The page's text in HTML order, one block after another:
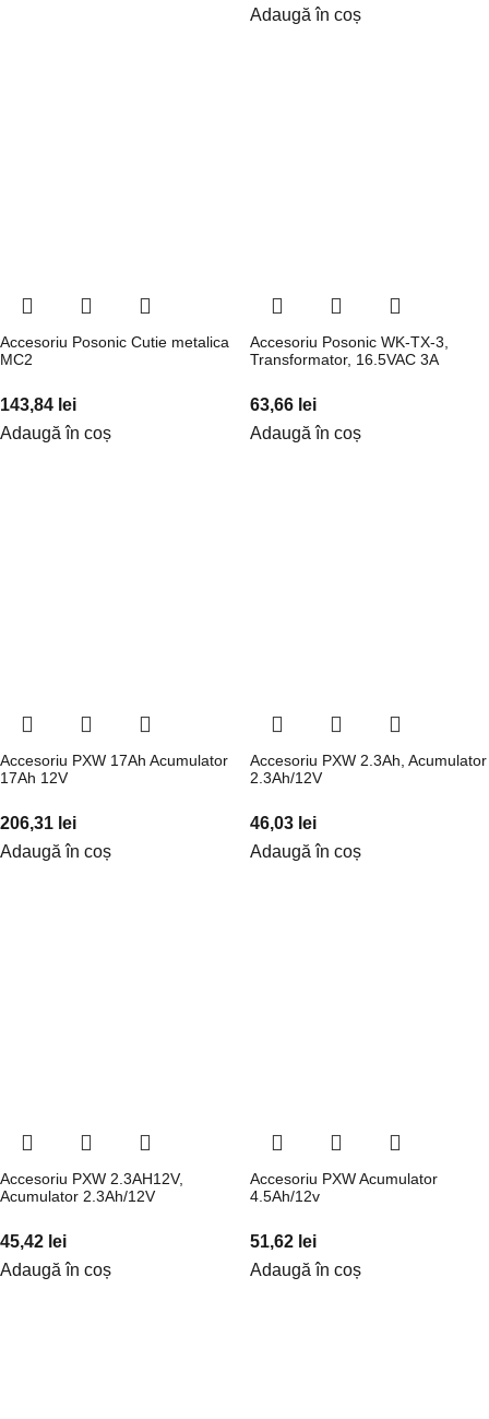
Adaugă în coș
Accesoriu Posonic Cutie metalica
MC2
143,84 lei
Adaugă în coș
Accesoriu Posonic WK-TX-3,
Transformator, 16.5VAC 3A
63,66 lei
Adaugă în coș
Accesoriu PXW 17Ah Acumulator
17Ah 12V
206,31 lei
Adaugă în coș
Accesoriu PXW 2.3Ah, Acumulator
2.3Ah/12V
46,03 lei
Adaugă în coș
Accesoriu PXW 2.3AH12V,
Acumulator 2.3Ah/12V
45,42 lei
Adaugă în coș
Accesoriu PXW Acumulator
4.5Ah/12v
51,62 lei
Adaugă în coș